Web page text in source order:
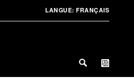
LANGUE: FRANÇAIS